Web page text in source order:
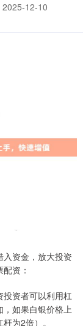
2025-12-10
资金，放大投资
资：
投资者可以利用杠
如果白银价格上
为2倍）。